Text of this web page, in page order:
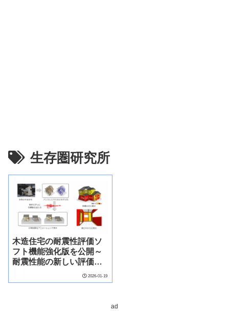
生存圏研究所
木造住宅の耐震性評価ソ
フト機能強化版を公開～
耐震性能の新しい評価指
2026-01-19
ad